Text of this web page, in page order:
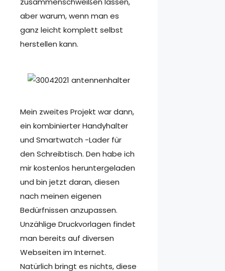
aber warum, wenn man es
ganz leicht komplett selbst
herstellen kann.
Mein zweites Projekt war dann,
ein kombinierter Handyhalter
und Smartwatch -Lader für
den Schreibtisch. Den habe ich
mir kostenlos heruntergeladen
und bin jetzt daran, diesen
nach meinen eigenen
Bedürfnissen anzupassen.
Unzählige Druckvorlagen findet
man bereits auf diversen
Webseiten im Internet.
Natürlich bringt es nichts, diese